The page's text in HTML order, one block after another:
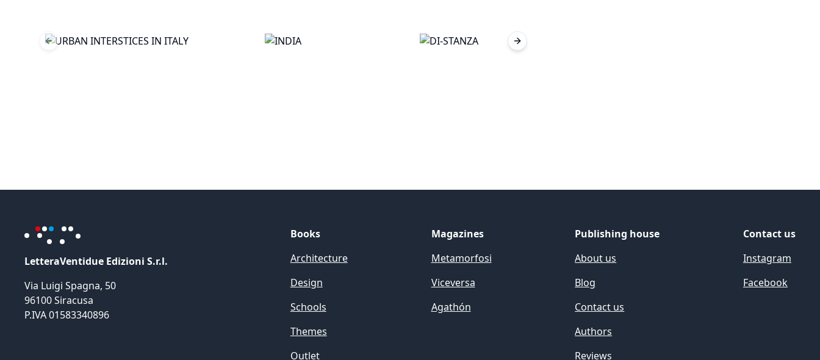
Previous slide Next slide
LetteraVentidue Edizioni S.r.l.
Via Luigi Spagna, 50
96100 Siracusa
P.IVA 01583340896
Books
Architecture
Design
Schools
Themes
Outlet
Magazines
Metamorfosi
Viceversa
Agathón
Publishing house
About us
Blog
Contact us
Authors
Reviews
Contact us
Instagram
Facebook